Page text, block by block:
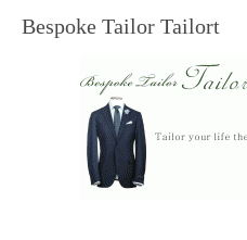
Bespoke Tailor Tailort